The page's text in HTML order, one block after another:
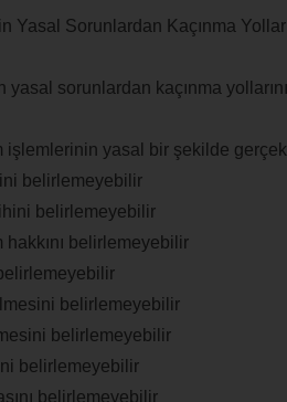
Yasal Sorunlardan Kaçınma
sorunlardan kaçınma
işlemlerinin yasal bir şekilde
belirlemeyebilir
belirlemeyebilir
hakkını belirlemeyebilir
belirlemeyebilir
belirlemeyebilir
belirlemeyebilir
belirlemeyebilir